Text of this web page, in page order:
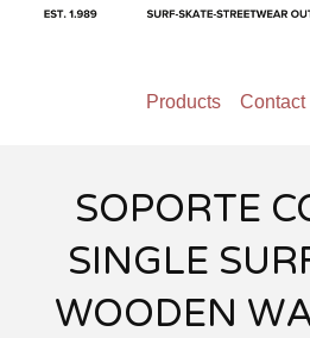
Products Contact
SOPORTE
SINGLE
WOODEN